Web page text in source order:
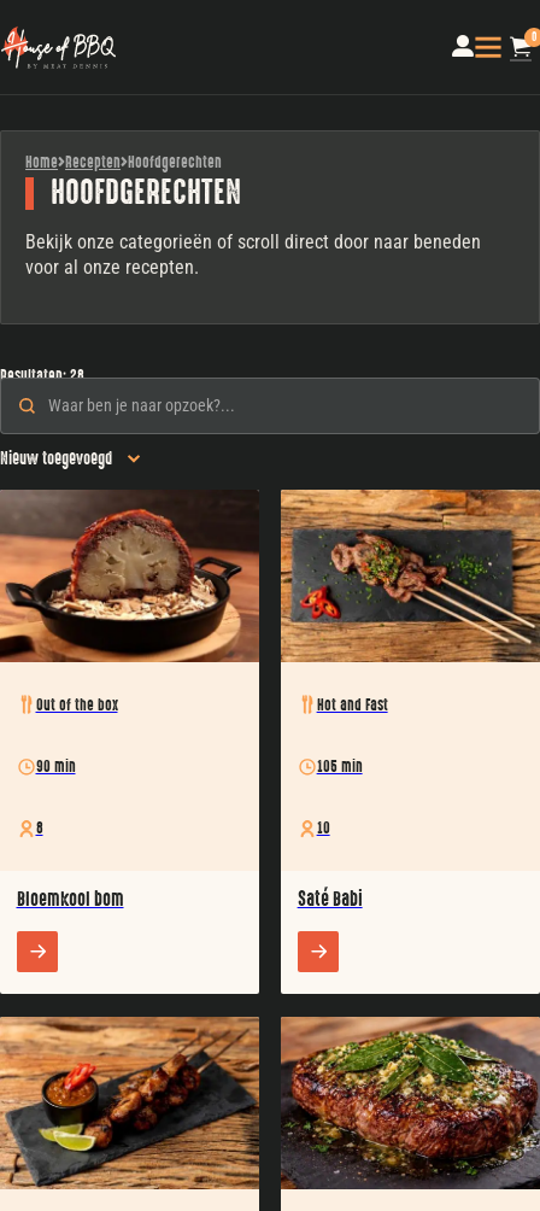
0
Home Recepten Hoofdgerechten
HOOFDGERECHTEN
Bekijk onze categorieën of scroll direct door naar beneden
voor al onze recepten.
Resultaten: 28
Sorteren
Sort content
Zoeken
Search content
Out of the box
90 min
8
Bloemkool bom
Hot and Fast
105 min
10
Saté Babi